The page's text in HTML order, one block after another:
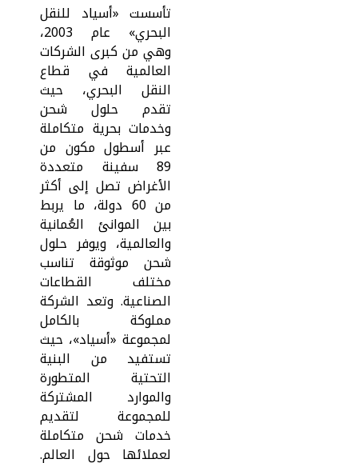
تأسست «أسياد للنقل
البحري» عام 2003،
وهي من كبرى الشركات
العالمية في قطاع
النقل البحري، حيث
تقدم حلول شحن
وخدمات بحرية متكاملة
عبر أسطول مكون من
89 سفينة متعددة
الأغراض تصل إلى أكثر
من 60 دولة، ما يربط
بين الموانئ العُمانية
والعالمية، ويوفر حلول
شحن موثوقة تناسب
مختلف القطاعات
الصناعية. وتعد الشركة
مملوكة بالكامل
لمجموعة «أسياد»، حيث
تستفيد من البنية
التحتية المتطورة
والموارد المشتركة
للمجموعة لتقديم
خدمات شحن متكاملة
لعملائها حول العالم.